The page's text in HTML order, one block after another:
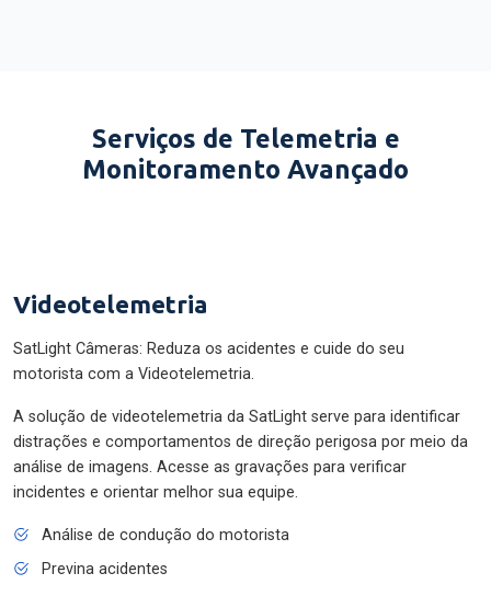
Serviços de Telemetria e
Monitoramento Avançado
Videotelemetria
SatLight Câmeras: Reduza os acidentes e cuide do seu
motorista com a Videotelemetria.
A solução de videotelemetria da SatLight serve para identificar
distrações e comportamentos de direção perigosa por meio da
análise de imagens. Acesse as gravações para verificar
incidentes e orientar melhor sua equipe.
Análise de condução do motorista
Previna acidentes